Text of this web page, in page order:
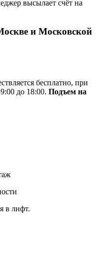
высылает счёт на
и Московской
бесплатно, при
до 18:00. Подъем на
в лифт.